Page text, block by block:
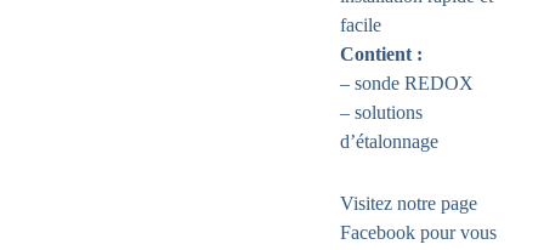
facile
Contient :
– sonde REDOX
– solutions
d’étalonnage
Visitez notre page
Facebook pour vous